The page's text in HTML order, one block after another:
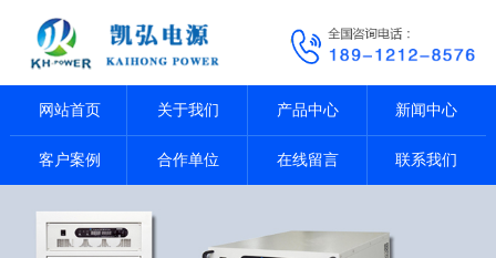
网站首页 关于我们 产品中心 新闻中心
客户案例 合作单位 在线留言 联系我们